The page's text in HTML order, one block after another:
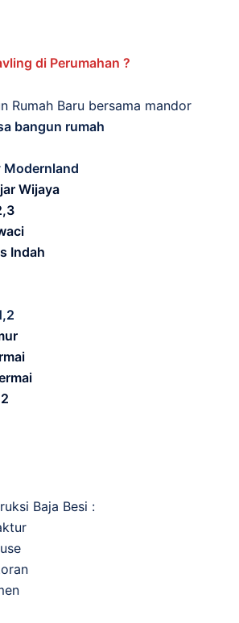
di Perumahan ?
Rumah Baru bersama mandor
bangun rumah
Modernland
Wijaya
Indah
Baja Besi :